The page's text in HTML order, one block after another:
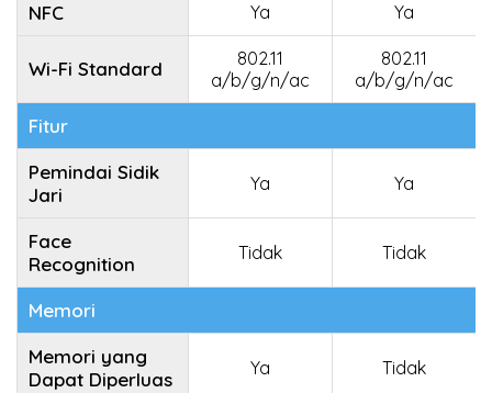
NFC Ya Ya
Wi-Fi Standard
802.11
a/b/g/n/ac
802.11
a/b/g/n/ac
Fitur
Pemindai Sidik
Jari
Ya Ya
Face
Recognition
Tidak Tidak
Memori
Memori yang
Dapat Diperluas
Ya Tidak